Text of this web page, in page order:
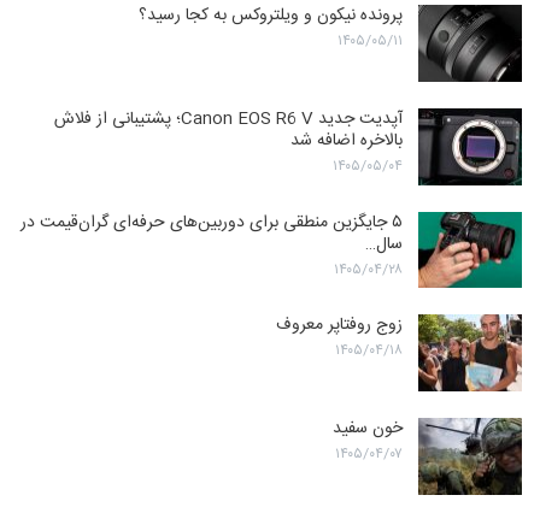
پرونده نیکون و ویلتروکس به کجا رسید؟
۱۴۰۵/۰۵/۱۱
آپدیت جدید Canon EOS R6 V؛ پشتیبانی از فلاش
بالاخره اضافه شد
۱۴۰۵/۰۵/۰۴
۵ جایگزین منطقی برای دوربین‌های حرفه‌ای گران‌قیمت در
سال…
۱۴۰۵/۰۴/۲۸
زوج روفتاپر معروف
۱۴۰۵/۰۴/۱۸
خون سفید
۱۴۰۵/۰۴/۰۷